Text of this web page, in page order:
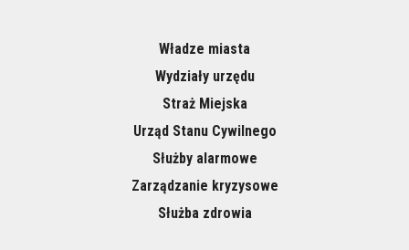
Władze miasta
Wydziały urzędu
Straż Miejska
Urząd Stanu Cywilnego
Służby alarmowe
Zarządzanie kryzysowe
Służba zdrowia